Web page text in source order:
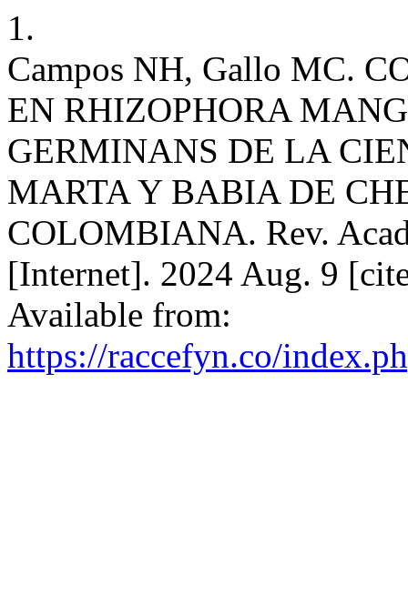
1.
Campos NH, Gallo MC.
EN RHIZOPHORA
GERMINANS DE LA
MARTA Y BABIA DE
COLOMBIANA. Rev.
[Internet]. 2024 Aug. 9
Available from:
https://raccefyn.co/